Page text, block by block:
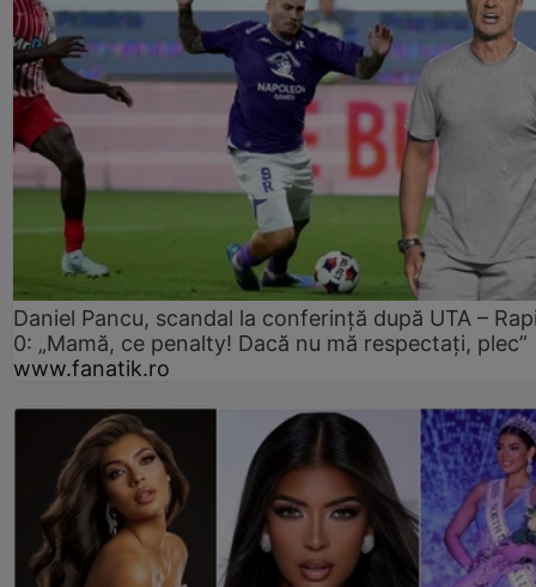
Daniel Pancu, scandal la conferință după UTA –
0: „Mamă, ce penalty! Dacă nu mă respectați, plec”
www.fanatik.ro